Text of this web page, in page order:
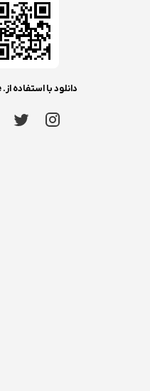
دانلود با استفاده از. QR code